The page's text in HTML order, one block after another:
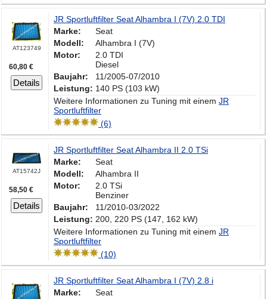
AT123749
60,80 €
Details
JR Sportluftfilter Seat Alhambra I (7V) 2.0 TDI
Marke:
Seat
Modell:
Alhambra I (7V)
Motor:
2.0 TDI
Diesel
Baujahr:
11/2005-07/2010
Leistung: 140 PS (103 kW)
Weitere Informationen zu Tuning mit einem JR
Sportluftfilter
(6)
AT15742J
58,50 €
Details
JR Sportluftfilter Seat Alhambra II 2.0 TSi
Marke:
Seat
Modell:
Alhambra II
Motor:
2.0 TSi
Benziner
Baujahr:
11/2010-03/2022
Leistung: 200, 220 PS (147, 162 kW)
Weitere Informationen zu Tuning mit einem JR
Sportluftfilter
(10)
JR Sportluftfilter Seat Alhambra I (7V) 2.8 i
Marke:
Seat